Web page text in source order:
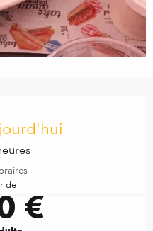
de
€